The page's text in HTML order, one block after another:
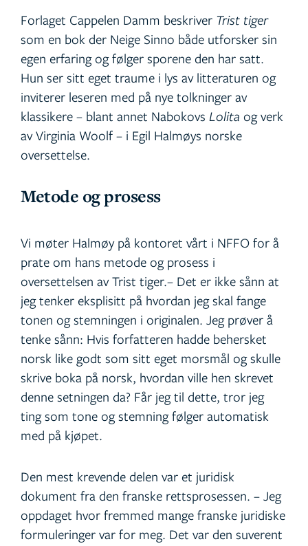
Forlaget Cappelen Damm beskriver Trist tiger
som en bok der Neige Sinno både utforsker sin
egen erfaring og følger sporene den har satt.
Hun ser sitt eget traume i lys av litteraturen og
inviterer leseren med på nye tolkninger av
klassikere – blant annet Nabokovs Lolita og verk
av Virginia Woolf – i Egil Halmøys norske
oversettelse.
Metode og prosess
Vi møter Halmøy på kontoret vårt i NFFO for å
prate om hans metode og prosess i
oversettelsen av Trist tiger.– Det er ikke sånn at
jeg tenker eksplisitt på hvordan jeg skal fange
tonen og stemningen i originalen. Jeg prøver å
tenke sånn: Hvis forfatteren hadde behersket
norsk like godt som sitt eget morsmål og skulle
skrive boka på norsk, hvordan ville hen skrevet
denne setningen da? Får jeg til dette, tror jeg
ting som tone og stemning følger automatisk
med på kjøpet.
Den mest krevende delen var et juridisk
dokument fra den franske rettsprosessen. – Jeg
oppdaget hvor fremmed mange franske juridiske
formuleringer var for meg. Det var den suverent